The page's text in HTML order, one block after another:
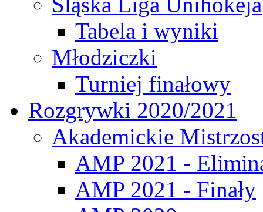
Tabela i wyniki
Młodziczki
Turniej finałowy
Rozgrywki 2020/2021
Akademickie
AMP 2021 -
AMP 2021 - Finały